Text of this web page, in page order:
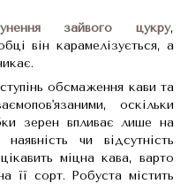
зайвого цукру,
він карамелізується, а
обсмаження кави та
оскільки
зерен впливає лише на
чи відсутність
міцна кава, варто
її сорт. Робуста містить